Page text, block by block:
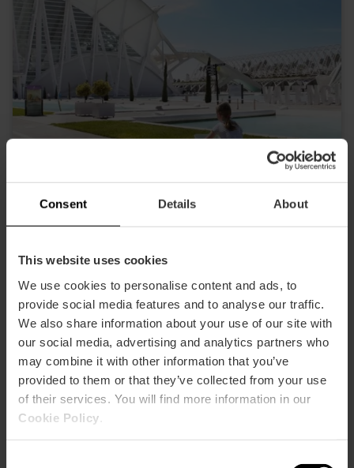
Consent Details About
This website uses cookies
We use cookies to personalise content and ads, to
provide social media features and to analyse our traffic.
We also share information about your use of our site with
our social media, advertising and analytics partners who
may combine it with other information that you’ve
provided to them or that they’ve collected from your use
of their services. You will find more information in our
Cookie Policy
van de Stad van Kunsten en
Wetenschappen
4.8 - 288 beoordelingen
10% Korting VLC Tourist Card
Vanaf 51,25 €